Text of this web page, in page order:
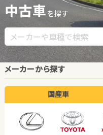
中古車 を探す
メーカーから探す
国産車